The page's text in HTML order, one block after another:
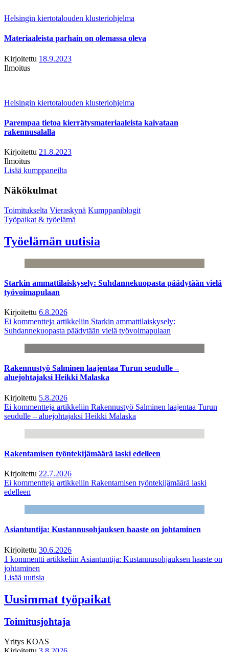
Helsingin kiertotalouden klusteriohjelma
Materiaaleista parhain on olemassa oleva
Kirjoitettu 18.9.2023
Ilmoitus
Helsingin kiertotalouden klusteriohjelma
Parempaa tietoa kierrätysmateriaaleista kaivataan
rakennusalalla
Kirjoitettu 21.8.2023
Ilmoitus
Lisää kumppaneilta
Näkökulmat
Toimitukselta Vieraskynä Kumppaniblogit
Työpaikat & työelämä
Työelämän uutisia
Starkin ammattilaiskysely: Suhdannekuopasta päädytään vielä
työvoimapulaan
Kirjoitettu 6.8.2026
Ei kommentteja artikkeliin Starkin ammattilaiskysely:
Suhdannekuopasta päädytään vielä työvoimapulaan
Rakennustyö Salminen laajentaa Turun seudulle –
aluejohtajaksi Heikki Malaska
Kirjoitettu 5.8.2026
Ei kommentteja artikkeliin Rakennustyö Salminen laajentaa Turun
seudulle – aluejohtajaksi Heikki Malaska
Rakentamisen työntekijämäärä laski edelleen
Kirjoitettu 22.7.2026
Ei kommentteja artikkeliin Rakentamisen työntekijämäärä laski
edelleen
Asiantuntija: Kustannusohjauksen haaste on johtaminen
Kirjoitettu 30.6.2026
1 kommentti artikkeliin Asiantuntija: Kustannusohjauksen haaste on
johtaminen
Lisää uutisia
Uusimmat työpaikat
Toimitusjohtaja
Yritys KOAS